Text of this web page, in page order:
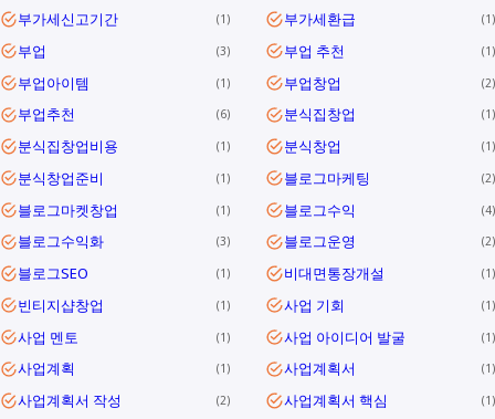
부가세신고기간 1 부가세환급 1
부업 3 부업 추천 1
부업아이템 1 부업창업 2
부업추천 6 분식집창업 1
분식집창업비용 1 분식창업 1
분식창업준비 1 블로그마케팅 2
블로그마켓창업 1 블로그수익 4
블로그수익화 3 블로그운영 2
블로그SEO 1 비대면통장개설 1
빈티지샵창업 1 사업 기회 1
사업 멘토 1 사업 아이디어 발굴 1
사업계획 1 사업계획서 1
사업계획서 작성 2 사업계획서 핵심 1